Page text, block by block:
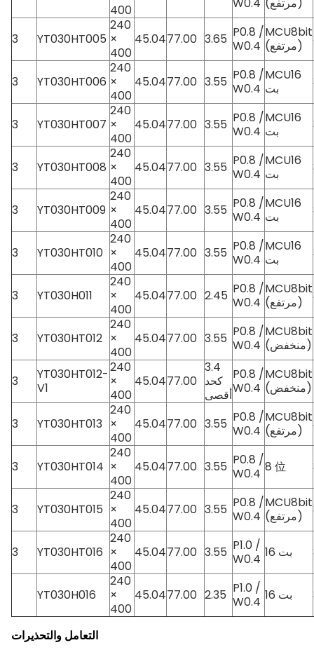
400
3 YT030HT005
240
×
400
45.0477.00 3.65 P0.8 /
W0.4
MCU8bit
(مرتفع)
3 YT030HT006
240
×
400
45.0477.00 3.55 P0.8 /
W0.4
MCU16
بت
3 YT030HT007
240
×
400
45.0477.00 3.55 P0.8 /
W0.4
MCU16
بت
3 YT030HT008
240
×
400
45.0477.00 3.55 P0.8 /
W0.4
MCU16
بت
3 YT030HT009
240
×
400
45.0477.00 3.55 P0.8 /
W0.4
MCU16
بت
3 YT030HT010
240
×
400
45.0477.00 3.55 P0.8 /
W0.4
MCU16
بت
3 YT030H011
240
×
400
45.0477.00 2.45 P0.8 /
W0.4
MCU8bit
(مرتفع)
3 YT030HT012
240
×
400
45.0477.00 3.55 P0.8 /
W0.4
MCU8bit
(منخفض)
3
YT030HT012-
V1
240
×
400
45.0477.00
3.4
كحد
أقصى
P0.8 /
W0.4
MCU8bit
(منخفض)
3 YT030HT013
240
×
400
45.0477.00 3.55 P0.8 /
W0.4
MCU8bit
(مرتفع)
3 YT030HT014
240
×
400
45.0477.00 3.55 P0.8 /
W0.4 8 位
3 YT030HT015
240
×
400
45.0477.00 3.55 P0.8 /
W0.4
MCU8bit
(مرتفع)
3 YT030HT016
240
×
400
45.0477.00 3.55 P1.0 /
W0.4
16 بت
YT030H016
240
×
400
45.0477.00 2.35 P1.0 /
W0.4
16 بت
التعامل والتحذيرات